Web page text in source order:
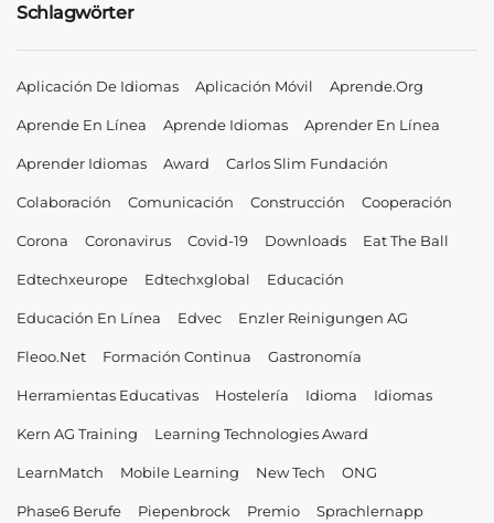
Schlagwörter
Aplicación De Idiomas Aplicación Móvil Aprende.org
Aprende En Línea Aprende Idiomas Aprender En Línea
Aprender Idiomas Award Carlos Slim Fundación
Colaboración Comunicación Construcción Cooperación
Corona Coronavirus Covid-19 Downloads Eat The Ball
Edtechxeurope Edtechxglobal Educación
Educación En Línea Edvec Enzler Reinigungen AG
Fleoo.net Formación Continua Gastronomía
Herramientas Educativas Hostelería Idioma Idiomas
Kern AG Training Learning Technologies Award
LearnMatch Mobile Learning New Tech ONG
Phase6 Berufe Piepenbrock Premio Sprachlernapp